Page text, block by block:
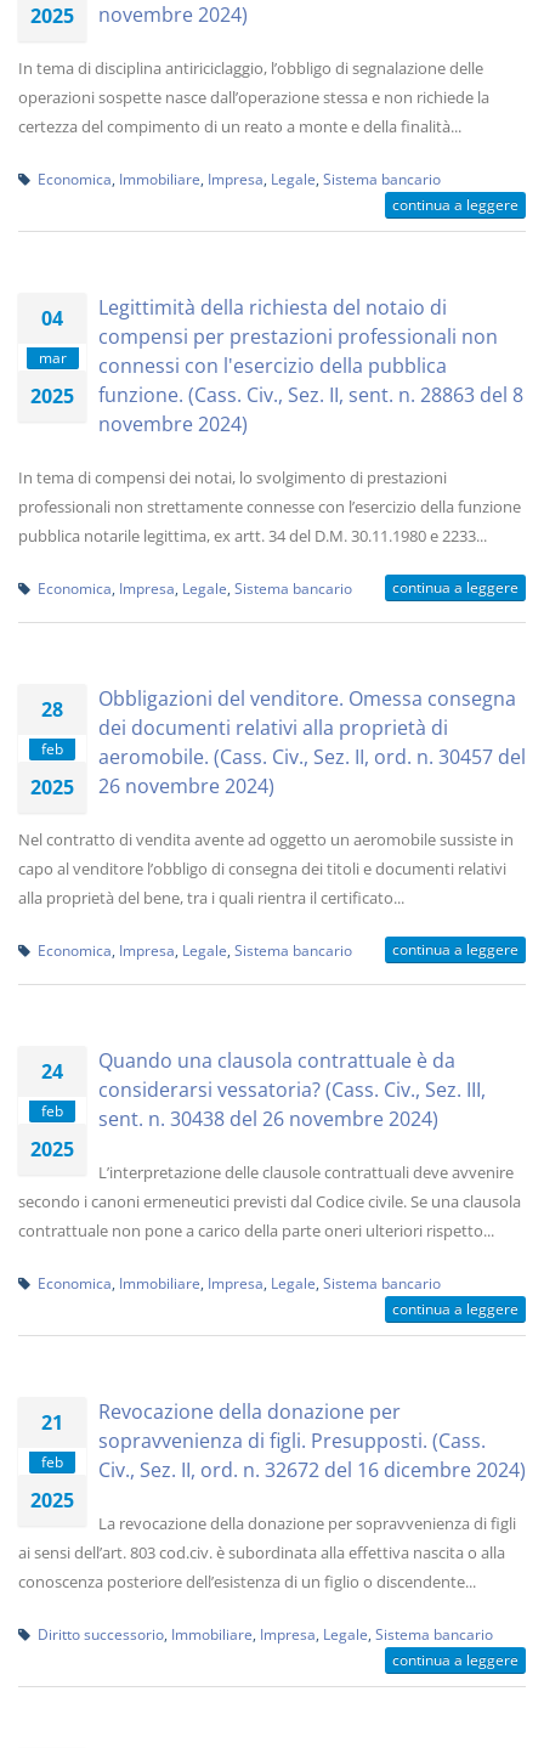
2025
novembre 2024)
In tema di disciplina antiriciclaggio, l’obbligo di segnalazione delle
operazioni sospette nasce dall’operazione stessa e non richiede la
certezza del compimento di un reato a monte e della finalità...
Economica Immobiliare Impresa Legale Sistema bancario
continua a leggere
04
mar
2025
Legittimità della richiesta del notaio di
compensi per prestazioni professionali non
connessi con l'esercizio della pubblica
funzione. (Cass. Civ., Sez. II, sent. n. 28863 del 8
novembre 2024)
In tema di compensi dei notai, lo svolgimento di prestazioni
professionali non strettamente connesse con l’esercizio della funzione
pubblica notarile legittima, ex artt. 34 del D.M. 30.11.1980 e 2233...
Economica Impresa Legale Sistema bancario continua a leggere
28
feb
2025
Obbligazioni del venditore. Omessa consegna
dei documenti relativi alla proprietà di
aeromobile. (Cass. Civ., Sez. II, ord. n. 30457 del
26 novembre 2024)
Nel contratto di vendita avente ad oggetto un aeromobile sussiste in
capo al venditore l’obbligo di consegna dei titoli e documenti relativi
alla proprietà del bene, tra i quali rientra il certificato...
Economica Impresa Legale Sistema bancario continua a leggere
24
feb
2025
Quando una clausola contrattuale è da
considerarsi vessatoria? (Cass. Civ., Sez. III,
sent. n. 30438 del 26 novembre 2024)
L’interpretazione delle clausole contrattuali deve avvenire
secondo i canoni ermeneutici previsti dal Codice civile. Se una clausola
contrattuale non pone a carico della parte oneri ulteriori rispetto...
Economica Immobiliare Impresa Legale Sistema bancario
continua a leggere
21
feb
2025
Revocazione della donazione per
sopravvenienza di figli. Presupposti. (Cass.
Civ., Sez. II, ord. n. 32672 del 16 dicembre 2024)
La revocazione della donazione per sopravvenienza di figli
ai sensi dell’art. 803 cod.civ. è subordinata alla effettiva nascita o alla
conoscenza posteriore dell’esistenza di un figlio o discendente...
Diritto successorio Immobiliare Impresa Legale Sistema bancario
continua a leggere